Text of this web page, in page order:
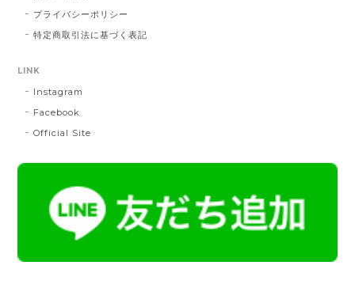
2024/11/30
帯締 二分紐：鼡
NN：鼡
プライバシーポリシー
特定商取引法に基づく表記
LINK
Instagram
Facebook
Official Site